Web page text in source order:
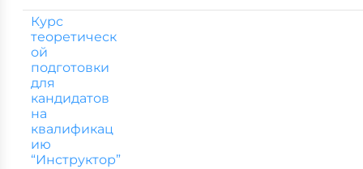
Курс
теоретическ
ой
подготовки
для
кандидатов
на
квалификац
ию
“Инструктор”